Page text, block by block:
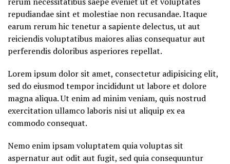
repudiandae sint et molestiae non recusandae. Itaque
earum rerum hic tenetur a sapiente delectus, ut aut
reiciendis voluptatibus maiores alias consequatur aut
perferendis doloribus asperiores repellat.
Lorem ipsum dolor sit amet, consectetur adipisicing elit,
sed do eiusmod tempor incididunt ut labore et dolore
magna aliqua. Ut enim ad minim veniam, quis nostrud
exercitation ullamco laboris nisi ut aliquip ex ea
commodo consequat.
Nemo enim ipsam voluptatem quia voluptas sit
aspernatur aut odit aut fugit, sed quia consequuntur